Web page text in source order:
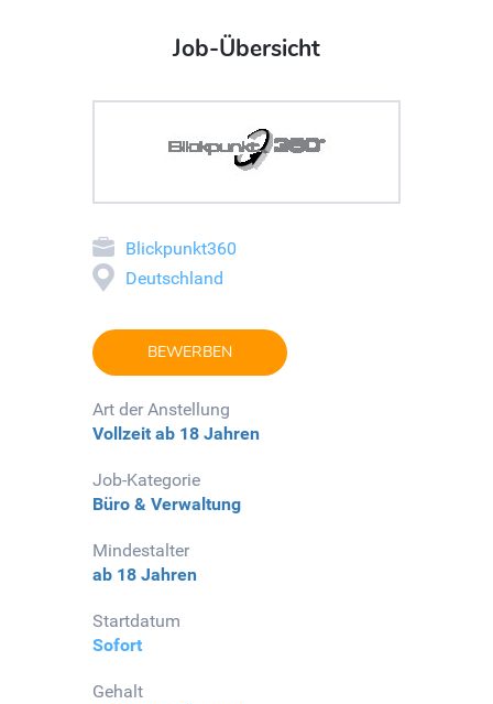
Job-Übersicht
Blickpunkt360
Deutschland
BEWERBEN
Art der Anstellung
Vollzeit ab 18 Jahren
Job-Kategorie
Büro & Verwaltung
Mindestalter
ab 18 Jahren
Startdatum
Sofort
Gehalt